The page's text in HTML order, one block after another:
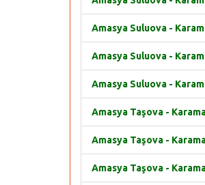
Amasya Suluova -
Amasya Suluova -
Amasya Suluova -
Amasya Taşova -
Amasya Taşova -
Amasya Taşova -